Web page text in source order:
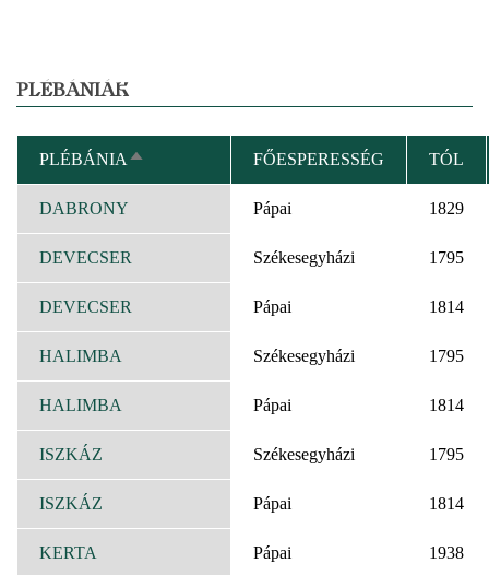
PLÉBÁNIÁK
PLÉBÁNIA CSÖKKENŐ
RENDEZÉS
FŐESPERESSÉG TÓL
DABRONY Pápai 1829
DEVECSER Székesegyházi 1795
DEVECSER Pápai 1814
HALIMBA Székesegyházi 1795
HALIMBA Pápai 1814
ISZKÁZ Székesegyházi 1795
ISZKÁZ Pápai 1814
KERTA Pápai 1938